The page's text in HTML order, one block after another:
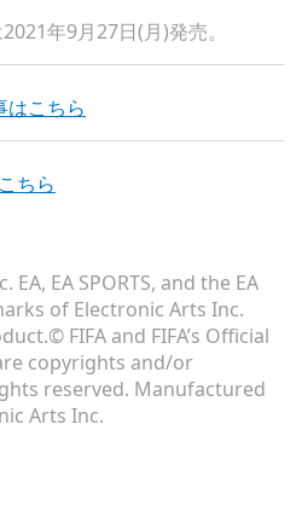
年9月27日(月)発売。
はこちら
ちら
EA SPORTS, and the EA
of Electronic Arts Inc.
FIFA and FIFA’s Official
copyrights and/or
reserved. Manufactured
Arts Inc.